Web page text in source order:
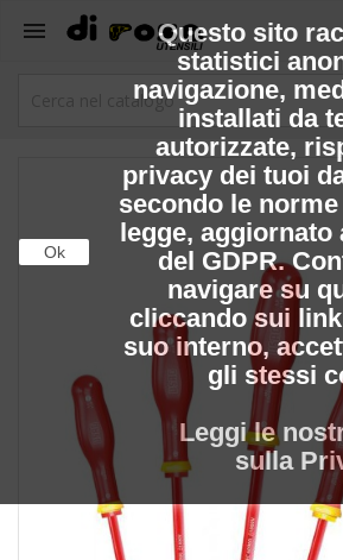

Ok
Questo sito
statistici
navigazione,
installati da
autorizzate,
privacy dei tuoi
secondo le
legge, aggiornato
del GDPR.
navigare su
cliccando sui
suo interno,
gli stessi
Leggi le
sulla